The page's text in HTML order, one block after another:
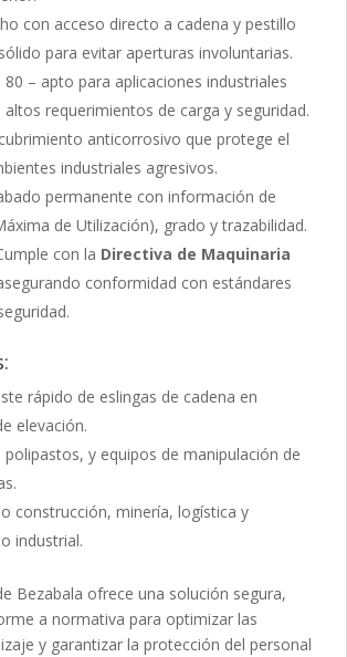
con acceso directo a cadena y pestillo
para evitar aperturas involuntarias.
80 – apto para aplicaciones industriales
altos requerimientos de carga y seguridad.
anticorrosivo que protege el
industriales agresivos.
permanente con información de
de Utilización), grado y trazabilidad.
con la Directiva de Maquinaria
conformidad con estándares
rápido de eslingas de cadena en
elevación.
polipastos, y equipos de manipulación de
construcción, minería, logística y
industrial.
Bezabala ofrece una solución segura,
a normativa para optimizar las
y garantizar la protección del personal